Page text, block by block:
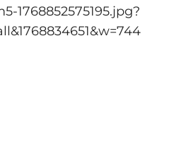
1768852575195.jpg?